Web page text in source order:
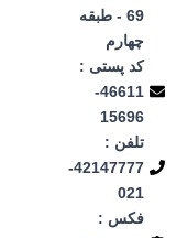
69 - طبقه
چهارم
کد پستی :
46611-
15696
تلفن :
42147777-
021
فکس :